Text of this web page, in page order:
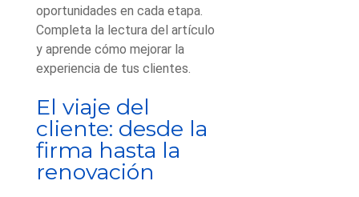
oportunidades en cada etapa.
Completa la lectura del artículo
y aprende cómo mejorar la
experiencia de tus clientes.
El viaje del
cliente: desde la
firma hasta la
renovación